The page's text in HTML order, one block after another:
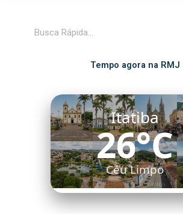
Tempo agora na RMJ
Itatiba
26°C
Céu Limpo